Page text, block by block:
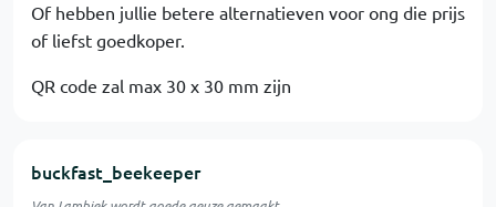
Of hebben jullie betere alternatieven voor ong die prijs
of liefst goedkoper.
QR code zal max 30 x 30 mm zijn
buckfast_beekeeper